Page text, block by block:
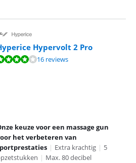
Hypervolt 2 Pro
gebaseerd op 16 reviews.
16 reviews
keuze voor een massage gun
het verbeteren van
| Extra krachtig | 5
| Max. 80 decibel